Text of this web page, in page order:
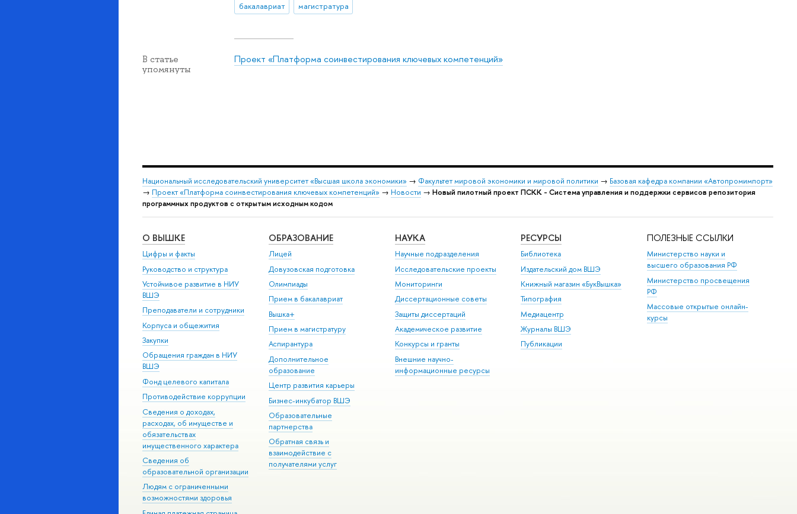
бакалавриат
магистратура
В статье
упомянуты
Проект «Платформа соинвестирования ключевых компетенций»
Национальный исследовательский университет «Высшая школа экономики» → Факультет мировой экономики и мировой политики → Базовая кафедра компании «Автопромимпорт»
→ Проект «Платформа соинвестирования ключевых компетенций» → Новости → Новый пилотный проект ПСКК - Система управления и поддержки сервисов репозитория
программных продуктов с открытым исходным кодом
О ВЫШКЕ
Цифры и факты
Руководство и структура
Устойчивое развитие в НИУ
ВШЭ
Преподаватели и сотрудники
Корпуса и общежития
Закупки
Обращения граждан в НИУ
ВШЭ
Фонд целевого капитала
Противодействие коррупции
Сведения о доходах,
расходах, об имуществе и
обязательствах
имущественного характера
Сведения об
образовательной организации
Людям с ограниченными
возможностями здоровья
ОБРАЗОВАНИЕ
Лицей
Довузовская подготовка
Олимпиады
Прием в бакалавриат
Вышка+
Прием в магистратуру
Аспирантура
Дополнительное
образование
Центр развития карьеры
Бизнес-инкубатор ВШЭ
Образовательные
партнерства
Обратная связь и
взаимодействие с
получателями услуг
НАУКА
Научные подразделения
Исследовательские проекты
Мониторинги
Диссертационные советы
Защиты диссертаций
Академическое развитие
Конкурсы и гранты
Внешние научно-
информационные ресурсы
РЕСУРСЫ
Библиотека
Издательский дом ВШЭ
Книжный магазин «БукВышка»
Типография
Медиацентр
Журналы ВШЭ
Публикации
ПОЛЕЗНЫЕ ССЫЛКИ
Министерство науки и
высшего образования РФ
Министерство просвещения
РФ
Массовые открытые онлайн-
курсы